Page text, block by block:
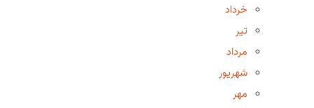
خرداد
تیر
مرداد
شهریور
مهر